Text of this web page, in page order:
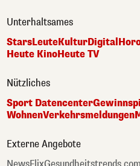
Unterhaltsames
StarsLeuteKulturDigital
Heute KinoHeute TV
Nützliches
Sport Datencenter
WohnenVerkehrsmeldungen
Externe Angebote